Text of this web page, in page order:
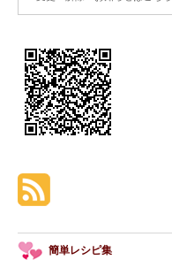
簡単レシピ集